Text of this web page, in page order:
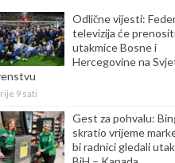
Odlične vijesti:
televizija će
utakmice Bosne i
Hercegovine na
9 sati
Gest za pohvalu:
skratio vrijeme
bi radnici gledali